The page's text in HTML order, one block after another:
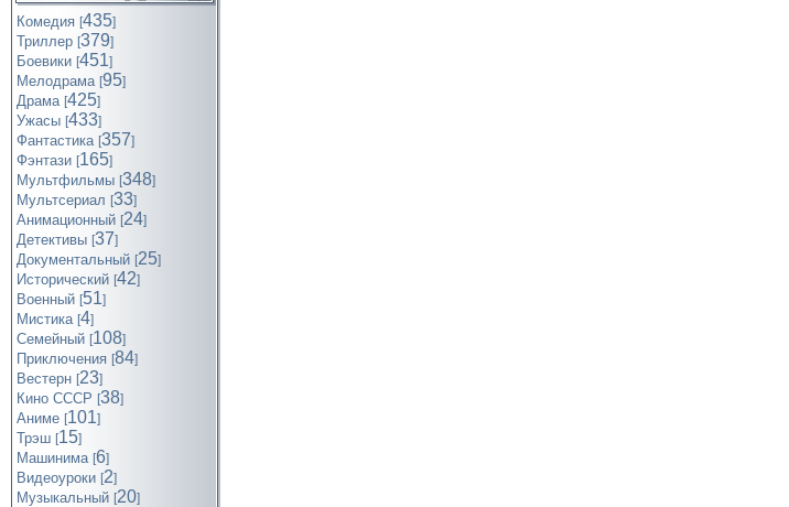
Комедия [435]
Триллер [379]
Боевики [451]
Мелодрама [95]
Драма [425]
Ужасы [433]
Фантастика [357]
Фэнтази [165]
Мультфильмы [348]
Мультсериал [33]
Анимационный [24]
Детективы [37]
Документальный [25]
Исторический [42]
Военный [51]
Мистика [4]
Семейный [108]
Приключения [84]
Вестерн [23]
Кино СССР [38]
Аниме [101]
Трэш [15]
Машинима [6]
Видеоуроки [2]
Музыкальный [20]